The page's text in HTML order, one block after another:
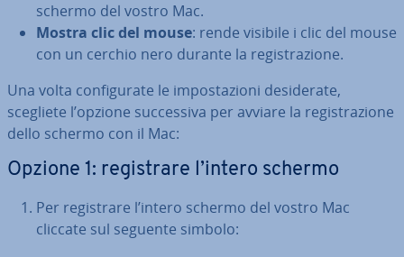
schermo del vostro Mac.
Mostra clic del mouse: rende visibile i clic del mouse
con un cerchio nero durante la re­gi­stra­zio­ne.
Una volta con­fi­gu­ra­te le im­po­sta­zio­ni de­si­de­ra­te,
scegliete l’opzione suc­ces­si­va per avviare la re­gi­stra­zio­ne
dello schermo con il Mac:
Opzione 1: re­gi­stra­re l’intero schermo
Per re­gi­stra­re l’intero schermo del vostro Mac
cliccate sul seguente simbolo: